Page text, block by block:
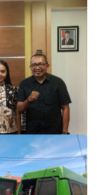
di Gita Bahana